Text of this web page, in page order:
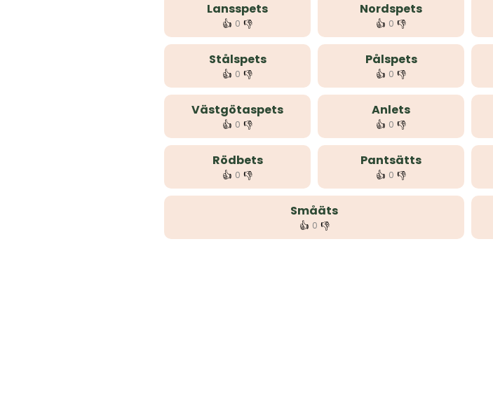
Lansspets
👍 0 👎
Nordspets
👍 0 👎
Stålspets
👍 0 👎
Pålspets
👍 0 👎
Västgötaspets
👍 0 👎
Anlets
👍 0 👎
Rödbets
👍 0 👎
Pantsätts
👍 0 👎
Småäts
👍 0 👎